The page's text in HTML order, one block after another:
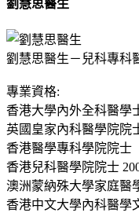
劉慧思醫生
劉慧思醫生－兒科專科
專業資格:
香港大學內外全科醫學
英國皇家內科醫學院院
香港醫學專科學院院士
香港兒科醫學院院士
澳洲蒙納殊大學家庭醫
香港中文大學內科醫學